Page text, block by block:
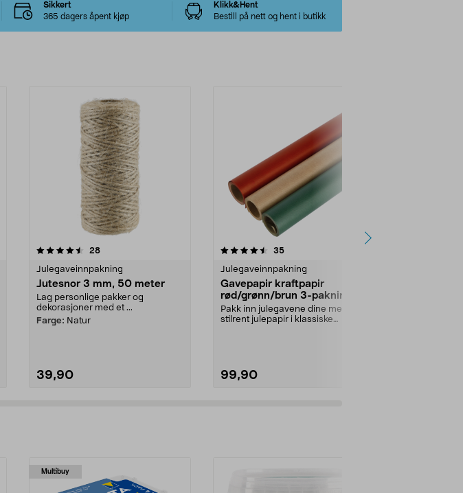
Sikkert
365 dagers åpent kjøp
Klikk&Hent
Bestill på nett og hent i butikk
28anmeldelser
Julegaveinnpakning
Jutesnor 3 mm, 50 meter
Lag personlige pakker og
dekorasjoner med et ...
Farge: Natur
39,90
4.5 av 5 stjerner 35anmeldelser
Julegaveinnpakning
Gavepapir kraftpapir
rød/grønn/brun 3-pakning
Pakk inn julegavene dine med
stilrent julepapir i klassiske
99,90
4.5 av 5 stjerner
Multibuy